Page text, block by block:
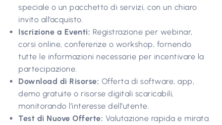
speciale o un pacchetto di servizi, con un chiaro
invito all’acquisto.
Iscrizione a Eventi: Registrazione per webinar,
corsi online, conferenze o workshop, fornendo
tutte le informazioni necessarie per incentivare la
partecipazione.
Download di Risorse: Offerta di software, app,
demo gratuite o risorse digitali scaricabili,
monitorando l’interesse dell’utente.
Test di Nuove Offerte: Valutazione rapida e mirata